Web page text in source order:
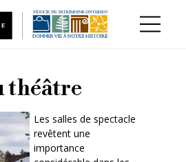
théâtre
Les salles de spectacle
revêtent une
importance